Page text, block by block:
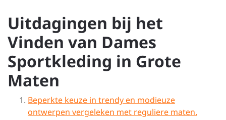
Uitdagingen bij het
Vinden van Dames
Sportkleding in Grote
Maten
Beperkte keuze in trendy en modieuze
ontwerpen vergeleken met reguliere maten.